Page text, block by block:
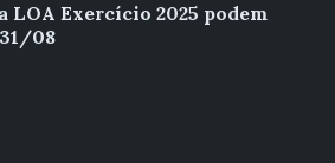
LOA Exercício 2025 podem
08